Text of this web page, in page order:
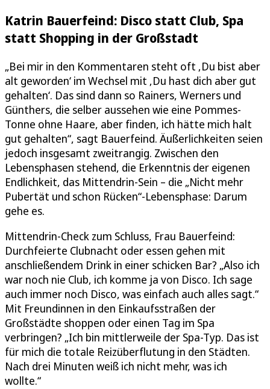
Katrin Bauerfeind: Disco statt Club, Spa
statt Shopping in der Großstadt
„Bei mir in den Kommentaren steht oft ‚Du bist aber
alt geworden‘ im Wechsel mit ‚Du hast dich aber gut
gehalten‘. Das sind dann so Rainers, Werners und
Günthers, die selber aussehen wie eine Pommes-
Tonne ohne Haare, aber finden, ich hätte mich halt
gut gehalten“, sagt Bauerfeind. Äußerlichkeiten seien
jedoch insgesamt zweitrangig. Zwischen den
Lebensphasen stehend, die Erkenntnis der eigenen
Endlichkeit, das Mittendrin-Sein – die „Nicht mehr
Pubertät und schon Rücken“-Lebensphase: Darum
gehe es.
Mittendrin-Check zum Schluss, Frau Bauerfeind:
Durchfeierte Clubnacht oder essen gehen mit
anschließendem Drink in einer schicken Bar? „Also ich
war noch nie Club, ich komme ja von Disco. Ich sage
auch immer noch Disco, was einfach auch alles sagt.“
Mit Freundinnen in den Einkaufsstraßen der
Großstädte shoppen oder einen Tag im Spa
verbringen? „Ich bin mittlerweile der Spa-Typ. Das ist
für mich die totale Reizüberflutung in den Städten.
Nach drei Minuten weiß ich nicht mehr, was ich
wollte.“